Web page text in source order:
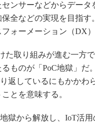
ンサーなどからデー
全などの実現を目指
ォーメーション（DX
取り組みが進む一方
ものが「PoC地獄」だ
返しているにもかかわ
とを意味する。
獄から解放し、IoT活